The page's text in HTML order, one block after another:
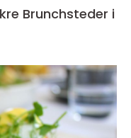
Brunchsteder i